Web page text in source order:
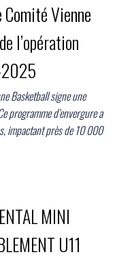
Vienne
l’opération
Basketball signe une
programme d’envergure a
impactant près de 10 000
MINI
U11